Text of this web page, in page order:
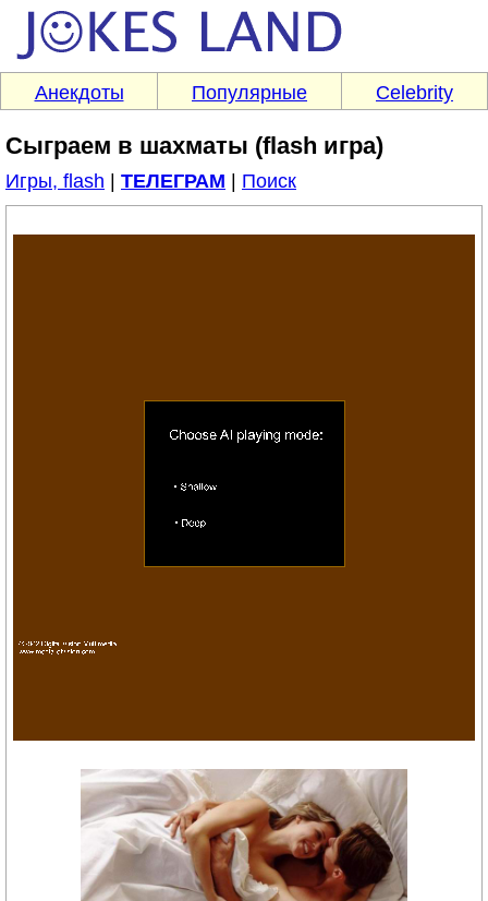
Анекдоты Популярные Celebrity
Сыграем в шахматы (flash игра)
Игры, flash ТЕЛЕГРАМ Поиск